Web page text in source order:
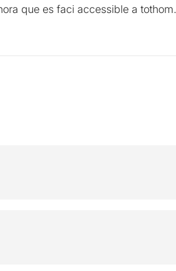
que es faci accessible a tothom.